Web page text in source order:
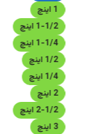
1 اینچ
1-1/2 اینچ
1-1/4 اینچ
1/2 اینچ
1/4 اینچ
2 اینچ
2-1/2 اینچ
3 اینچ